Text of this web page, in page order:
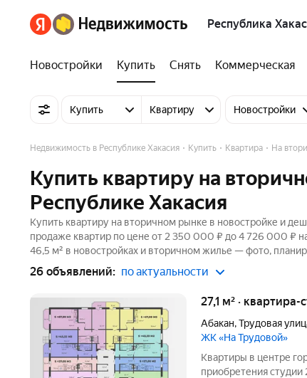
Республика
Новостройки Купить Снять Коммерческая
Купить Квартиру Новостройки
Недвижимость в Республике Хакасия Купить Квартира На
Купить квартиру на
Республике Хакасия
Купить квартиру на вторичном рынке в новостройке и
продаже квартир по цене от 2 350 000 ₽ до 4 726 000 ₽
46,5 м² в новостройках и вторичном жилье — фото,
26 объявлений: по актуальности
27,1 м² ·
Абакан,Трудовая
ЖК «На Трудовой»
Квартиры в центре
приобретения студии